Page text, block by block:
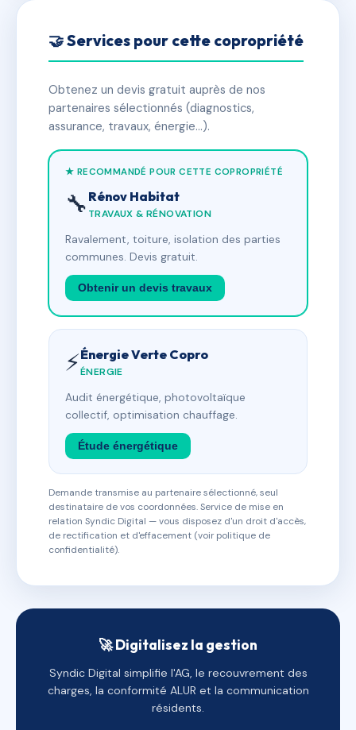
🤝 Services pour cette copropriété
Obtenez un devis gratuit auprès de nos
partenaires sélectionnés (diagnostics,
assurance, travaux, énergie…).
★ RECOMMANDÉ POUR CETTE COPROPRIÉTÉ
🔧 Rénov Habitat
TRAVAUX & RÉNOVATION
Ravalement, toiture, isolation des parties
communes. Devis gratuit.
Obtenir un devis travaux
⚡Énergie Verte Copro
ÉNERGIE
Audit énergétique, photovoltaïque
collectif, optimisation chauffage.
Étude énergétique
Demande transmise au partenaire sélectionné, seul
destinataire de vos coordonnées. Service de mise en
relation Syndic Digital — vous disposez d'un droit d'accès,
de rectification et d'effacement (voir politique de
confidentialité).
🚀 Digitalisez la gestion
Syndic Digital simplifie l'AG, le recouvrement des
charges, la conformité ALUR et la communication
résidents.